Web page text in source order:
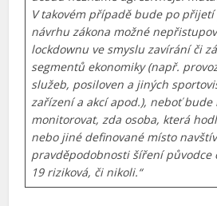
V takovém případě bude po
návrhu zákona možné
lockdownu ve smyslu zavírání či
segmentů ekonomiky (např.
služeb, posiloven a jiných
zařízení a akcí apod.), neboť bude
monitorovat, zda osoba, která
nebo jiné definované místo
pravděpodobnosti šíření původce
19 riziková, či nikoli.“